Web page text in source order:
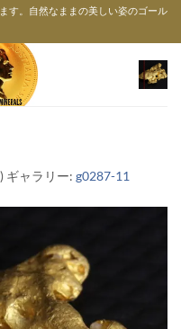
す。自然なままの美しい姿のゴール
) ギャラリー: g0287-11